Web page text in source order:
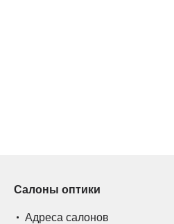
Салоны оптики
Адреса салонов